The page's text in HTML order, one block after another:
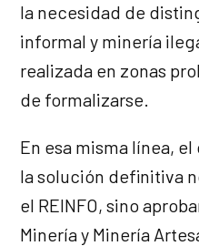
la necesidad de
informal y minería
realizada en zonas
de formalizarse.
En esa misma línea,
la solución definitiva
el REINFO, sino
Minería y Minería